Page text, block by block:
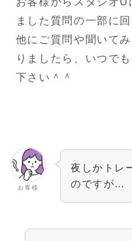
ました質問の一部に
他にご質問や聞いて
りましたら、いつで
下さい＾＾
お客様
夜しかトレ
のですが…